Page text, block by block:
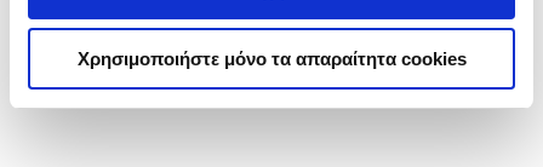
Χρησιμοποιήστε μόνο τα απαραίτητα cookies